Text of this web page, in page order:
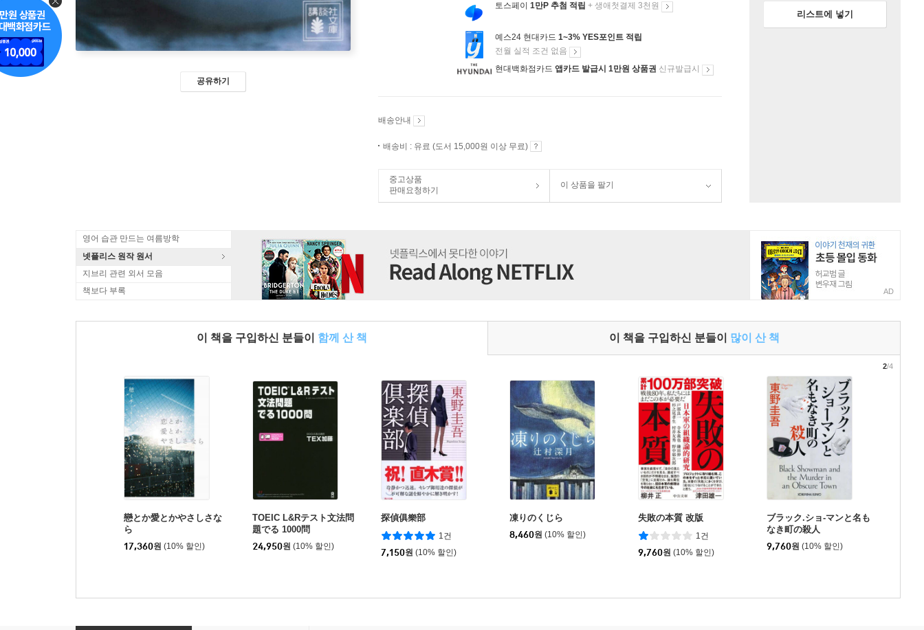
공유하기
토스페이 1만P 추첨 적립 + 생애첫결제 3천원
예스24 현대카드 1~3% YES포인트 적립
전월 실적 조건 없음
현대백화점카드 앱카드 발급시 1만원 상품권 신규발급시
배송안내
배송비 : 유료 (도서 15,000원 이상 무료)
중고상품
판매요청하기
이 상품을 팔기
리스트에 넣기
영어 습관 만드는 여름방학
넷플리스 원작 원서
지브리 관련 외서 모음
책보다 부록
AD
이 책을 구입하신 분들이 함께 산 책 이 책을 구입하신 분들이 많이 산 책
戀とか愛とかやさしさな
ら
17,360원 (10% 할인)
TOEIC L&Rテスト文法問
題でる 1000問
24,950원 (10% 할인)
探偵俱樂部
1건
7,150원 (10% 할인)
凍りのくじら
8,460원 (10% 할인)
失敗の本質 改版
1건
9,760원 (10% 할인)
ブラック.ショ-マンと名も
なき町の殺人
9,760원 (10% 할인)
2/4